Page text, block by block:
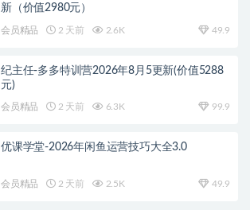
新（价值2980元）
会员精品 2 天前 2.6K 49.9
纪主任-多多特训营2026年8月5更新(价值5288
元)
会员精品 2 天前 6.3K 99.9
优课学堂-2026年闲鱼运营技巧大全3.0
会员精品 2 天前 2.5K 49.9